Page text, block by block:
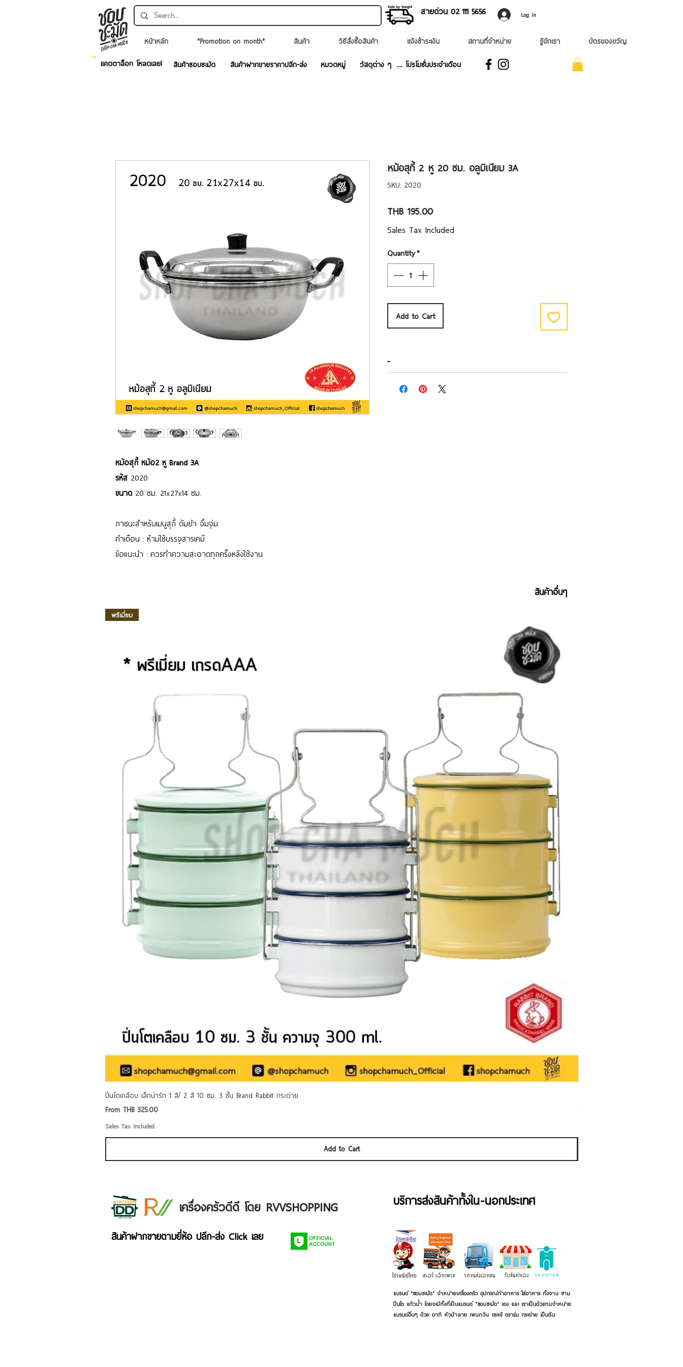
สายด่วน 02 ​111 5656 Log In
หน้าหลัก *Promotion on month* สินค้า วิธีสั่งซื้อสินค้า แจ้งชำระเงิน สถานที่จำหน่าย รู้จักเรา บัตรของขวัญ
สินค้าชอบชะมัด สินค้าฝากขายราคาปลีก-ส่ง หมวดหมู่ วัสดุต่าง ๆ .... โปรโมชั่นประจำเดือน
แคตตาล็อก โหลดเลย!
หม้อสุกี้ หม้อ2 หู Brand 3A
รหัส 2020
ขนาด 20 ซม. 21x27x14 ซม.
ภาชนะสำหรับเมนูสุกี้ ต้มยำ จิ้มจุ่ม
คำเตือน : ห้ามใช้บรรจุสารเคมี
ข้อแนะนำ : ควรทำความสะอาดทุกครั้งหลังใช้งาน
หม้อสุกี้ 2 หู 20 ซม. อลูมิเนียม 3A
SKU: 2020
THB 195.00Price
Sales Tax Included
Quantity*
Add to Cart
สินค้าอื่นๆ
พรีเมี่ยม
ปิ่นโตเคลือบ เล็กน่ารัก 1 สี/ 2 สี 10 ซม. 3 ชั้น Brand Rabbit กระต่าย
From THB 325.00
Sale Price
Sales Tax Included
Add to Cart
ชามเคลือบ Enamel Food grade ล
เครื่องครัวดีดี โดย RVVSHOPPING
สินค้าฝากขายตามยี่ห้อ ปลีก-ส่ง Click เลย
บริการส่งสินค้าทั้งใน-นอกประเทศ
แบรนด์ "ชอบชะมัด" จำหน่ายเครื่องครัว อุปกรณ์ทำอาหาร ใส่อาหาร ทั้งจาน ชาม
ปิ่นโต แก้วน้ำ โดยจะมีทั้งที่เป็นแบรนด์ "ชอบชะมัด" เอง และ เราเป็นตัวแทนจำหน่าย
แบรนด์อื่นๆ ด้วย อาทิ หัวม้าลาย เพนกวิน จระเข้ ตราร่ม กระต่าย เป็นต้น